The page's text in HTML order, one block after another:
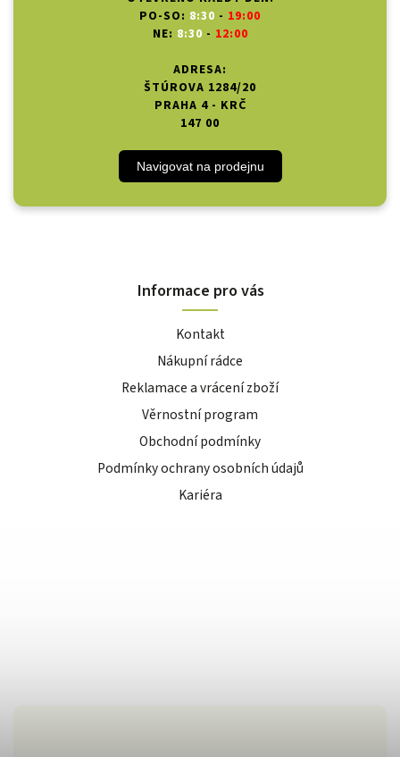
PO-SO: 8:30 - 19:00
NE: 8:30 - 12:00
ADRESA:
ŠTÚROVA 1284/20
PRAHA 4 - KRČ
147 00
Navigovat na prodejnu
Informace pro vás
Kontakt
Nákupní rádce
Reklamace a vrácení zboží
Věrnostní program
Obchodní podmínky
Podmínky ochrany osobních údajů
Kariéra